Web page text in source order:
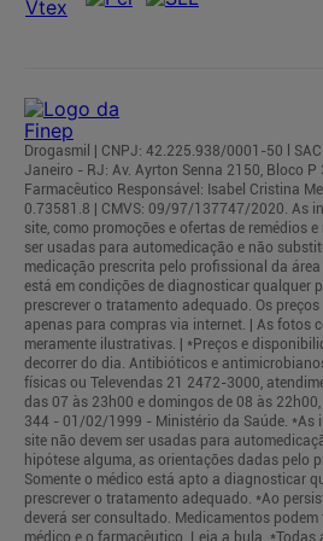
Drogasmil | CNPJ: 42.225.938/0001-50 l
Janeiro - RJ: Av. Ayrton Senna 2150, Bloco P
Farmacêutico Responsável: Isabel Cristina
0.73581.8 | CMVS: 09/97/137747/2020. As
site, como promoções e ofertas de remédios
ser usadas para automedicação e não
medicação prescrita pelo profissional da
está em condições de diagnosticar qualquer
prescrever o tratamento adequado. Os
apenas para compras via internet. | As fotos
meramente ilustrativas. | *Preços e
decorrer do dia. Antibióticos e
físicas ou Televendas 21 2472-3000,
das 07 às 23h00 e domingos de 08 às
344 - 01/02/1999 - Ministério da Saúde. *As
site não devem ser usadas para
hipótese alguma, as orientações dadas pelo
Somente o médico está apto a diagnosticar
prescrever o tratamento adequado. *Ao
deverá ser consultado. Medicamentos podem